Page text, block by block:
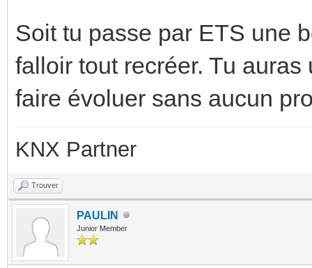
Soit tu passe par ETS une
falloir tout recréer. Tu
faire évoluer sans aucun
KNX Partner
Trouver
PAULIN
Junior Member